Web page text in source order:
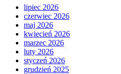
lipiec 2026
czerwiec 2026
maj 2026
kwiecień 2026
marzec 2026
luty 2026
styczeń 2026
grudzień 2025